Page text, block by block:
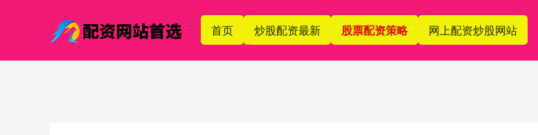
首页 炒股配资最新 股票配资策略 网上配资炒股网站